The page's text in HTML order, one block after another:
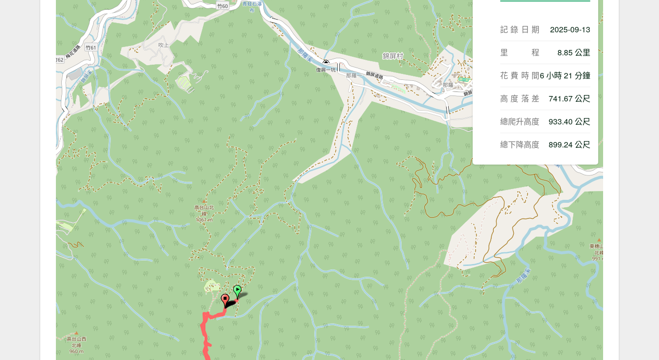
記錄日期 2025-09-13
里程 8.85 公里
花費時間6 小時 21 分鐘
高度落差 741.67 公尺
總爬升高度 933.40 公尺
總下降高度 899.24 公尺